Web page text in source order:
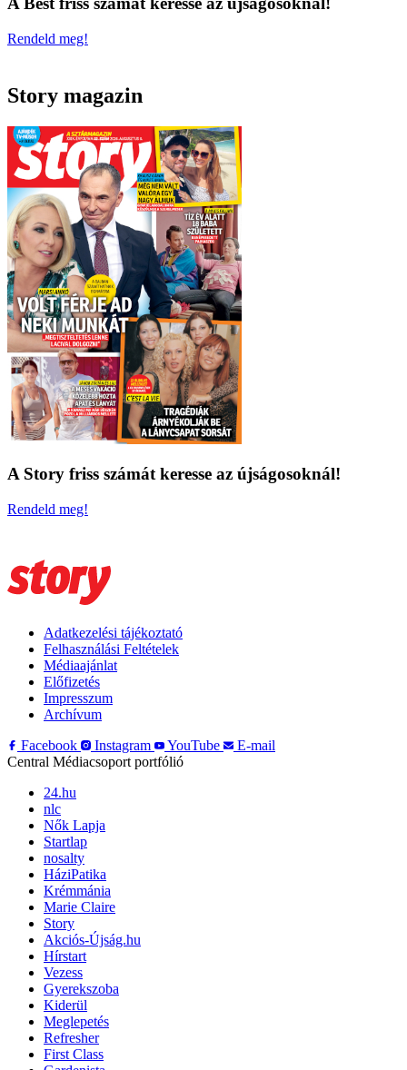
Rendeld meg!
Story magazin
A Story friss számát keresse az újságosoknál!
Rendeld meg!
Adatkezelési tájékoztató
Felhasználási Feltételek
Médiaajánlat
Előfizetés
Impresszum
Archívum
Facebook
Instagram YouTube
E-mail
Central Médiacsoport portfólió
24.hu
nlc
Nők Lapja
Startlap
nosalty
HáziPatika
Krémmánia
Marie Claire
Story
Akciós-Újság.hu
Hírstart
Vezess
Gyerekszoba
Kiderül
Meglepetés
Refresher
First Class